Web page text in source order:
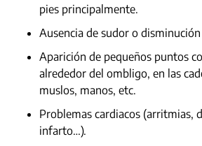
pies principalmente.
Ausencia de sudor o
Aparición de pequeños puntos
alrededor del ombligo, en las
muslos, manos, etc.
Problemas cardiacos (arritmias,
infarto…).